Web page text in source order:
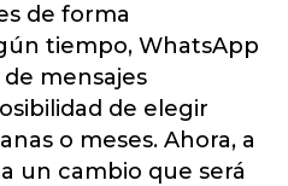
de forma
tiempo, WhatsApp
mensajes
de elegir
o meses. Ahora, a
un cambio que será